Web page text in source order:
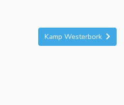
Kamp Westerbork